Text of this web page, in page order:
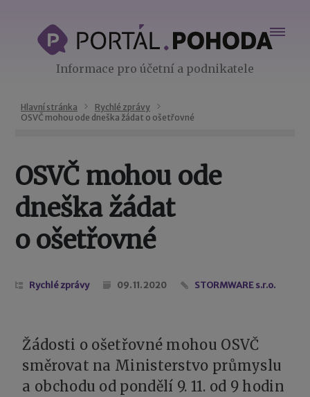
Informace pro účetní a podnikatele
Hlavní stránka
Rychlé zprávy
OSVČ mohou ode dneška žádat o ošetřovné
OSVČ mohou ode
dneška žádat
o ošetřovné
Rychlé zprávy 09. 11. 2020 STORMWARE s.r.o.
Žádosti o ošetřovné mohou OSVČ
směrovat na Ministerstvo průmyslu
a obchodu od pondělí 9. 11. od 9 hodin